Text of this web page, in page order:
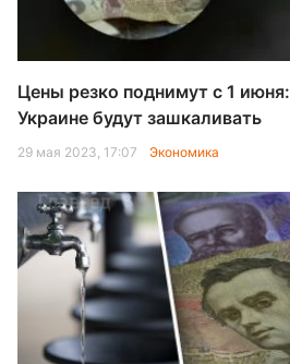
Цены резко поднимут с 1
Украине будут зашкаливать
29 мая 2023, 17:07 Экономика